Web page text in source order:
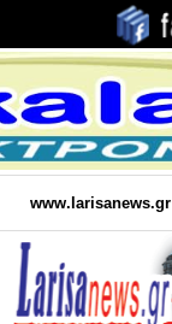
www.larisanews.gr